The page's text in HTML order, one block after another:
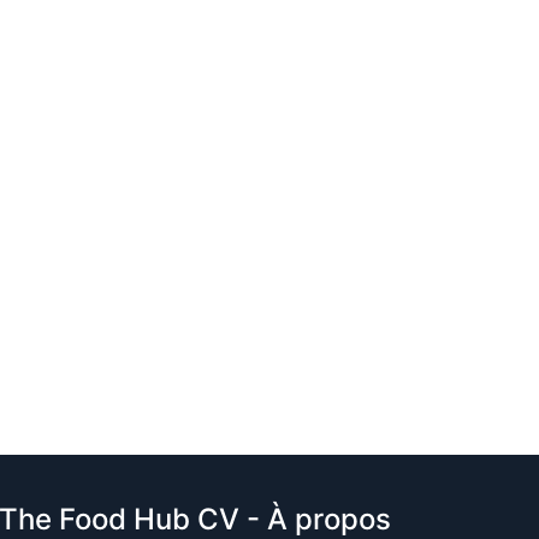
The Food Hub CV - À propos